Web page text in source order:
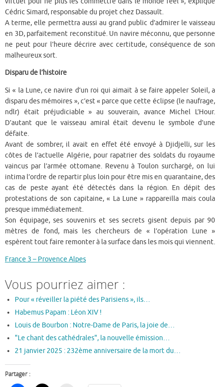
Cédric Simard, responsable du projet chez Dassault.
A terme, elle permettra aussi au grand public d’admirer le vaisseau
en 3D, parfaitement reconstitué. Un navire méconnu, que personne
ne peut pour l’heure décrire avec certitude, conséquence de son
malheureux sort.
Disparu de l’histoire
Si « la Lune, ce navire d’un roi qui aimait à se faire appeler Soleil, a
disparu des mémoires », c’est « parce que cette éclipse (le naufrage,
ndlr) était préjudiciable » au souverain, avance Michel L’Hour.
D’autant que le vaisseau amiral était devenu le symbole d’une
défaite.
Avant de sombrer, il avait en effet été envoyé à Djidjelli, sur les
côtes de l’actuelle Algérie, pour rapatrier des soldats du royaume
vaincus par l’armée ottomane. Revenu à Toulon surchargé, on lui
intima l’ordre de repartir plus loin pour être mis en quarantaine, des
cas de peste ayant été détectés dans la région. En dépit des
protestations de son capitaine, « La Lune » rappareilla mais coula
presque immédiatement.
Son équipage, ses souvenirs et ses secrets gisent depuis par 90
mètres de fond, mais les chercheurs de « l’opération Lune »
espèrent tout faire remonter à la surface dans les mois qui viennent.
France 3 – Provence Alpes
Vous pourriez aimer :
Pour « réveiller la piété des Parisiens », ils…
Habemus Papam : Léon XIV !
Louis de Bourbon : Notre-Dame de Paris, la joie de…
"Le chant des cathédrales", la nouvelle émission…
21 janvier 2025 : 232ème anniversaire de la mort du…
Partager :